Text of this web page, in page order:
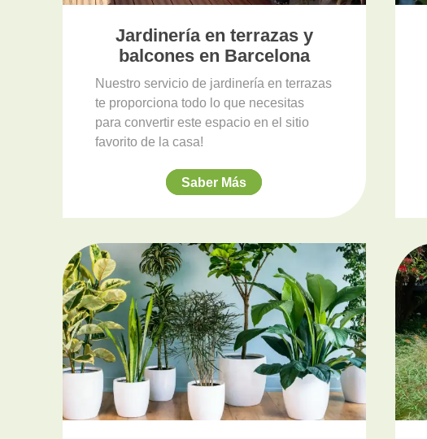
Jardinería en terrazas y
balcones en Barcelona
Nuestro servicio de jardinería en terrazas
te proporciona todo lo que necesitas
para convertir este espacio en el sitio
favorito de la casa!
Saber Más